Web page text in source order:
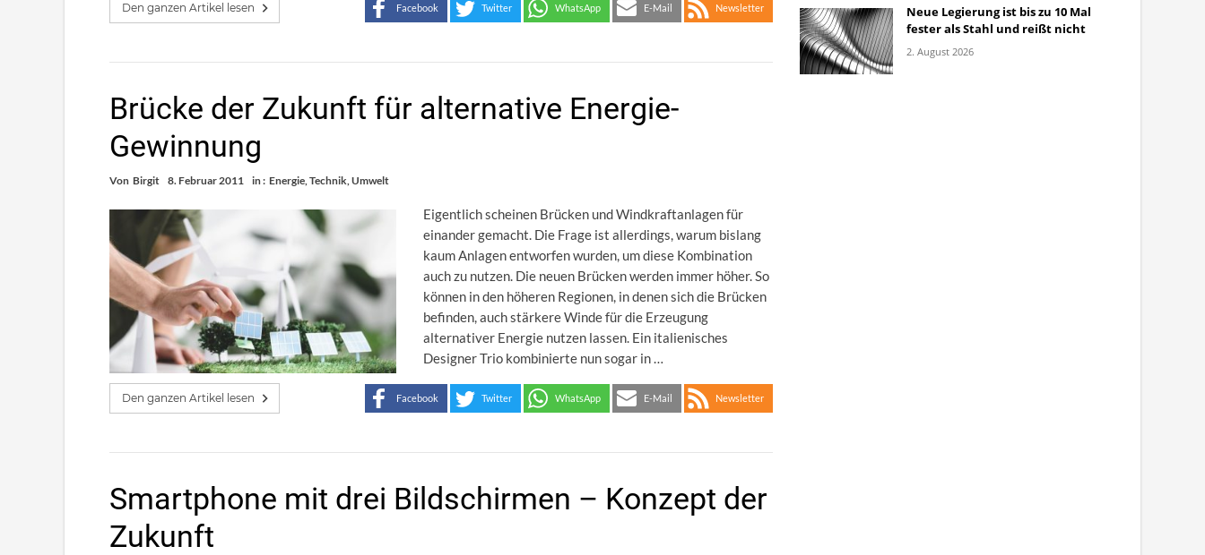
Den ganzen Artikel lesen Facebook Twitter WhatsApp E-Mail Newsletter
Brücke der Zukunft für alternative Energie-
Gewinnung
Von Birgit 8. Februar 2011 in : Energie,Technik,Umwelt
Eigentlich scheinen Brücken und Windkraftanlagen für
einander gemacht. Die Frage ist allerdings, warum bislang
kaum Anlagen entworfen wurden, um diese Kombination
auch zu nutzen. Die neuen Brücken werden immer höher. So
können in den höheren Regionen, in denen sich die Brücken
befinden, auch stärkere Winde für die Erzeugung
alternativer Energie nutzen lassen. Ein italienisches
Designer Trio kombinierte nun sogar in …
Den ganzen Artikel lesen Facebook Twitter WhatsApp E-Mail Newsletter
Smartphone mit drei Bildschirmen – Konzept der
Zukunft
Neue Legierung ist bis zu 10 Mal
fester als Stahl und reißt nicht
2. August 2026